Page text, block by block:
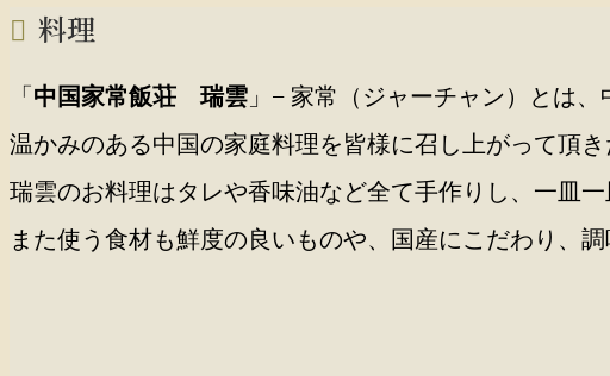
料理
「 中国家常飯荘 瑞雲 」− 家常（ジャーチャン）とは
温かみのある中国の家庭料理を皆様に召し上がって頂
瑞雲のお料理はタレや香味油など全て手作りし、一皿一
また使う食材も鮮度の良いものや、国産にこだわり、